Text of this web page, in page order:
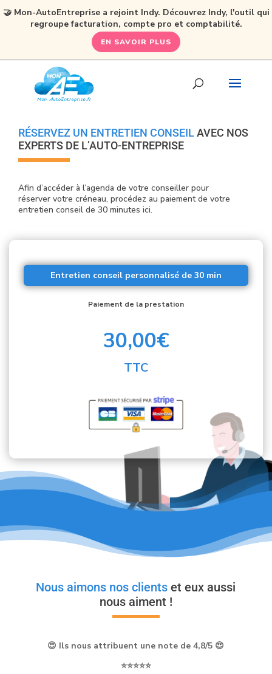
RÉSERVEZ UN ENTRETIEN CONSEILAVEC NOS
EXPERTS DE L’AUTO-ENTREPRISE
Afin d’accéder à l’agenda de votre conseiller pour
réserver votre créneau, procédez au paiement de votre
entretien conseil de 30 minutes ici.
Entretien conseil personnalisé de 30 min
Paiement de la prestation
30,00€
TTC
Nous aimons nos clients et eux aussi
nous aiment !
😍 Ils nous attribuent une note de 4,8/5 😍
⭐⭐⭐⭐⭐
🤝 Mon-AutoEntreprise a rejoint Indy. Découvrez Indy, l'outil qui
regroupe facturation, compte pro et comptabilité.
EN SAVOIR PLUS